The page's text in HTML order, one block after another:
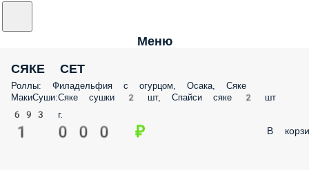
Меню
СЯКЕ СЕТ
Роллы: Филадельфия с огурцом, Осака, Сяке
МакиСуши:Сяке сушки 2 шт, Спайси сяке 2 шт
693 г.
1 000 ₽ В